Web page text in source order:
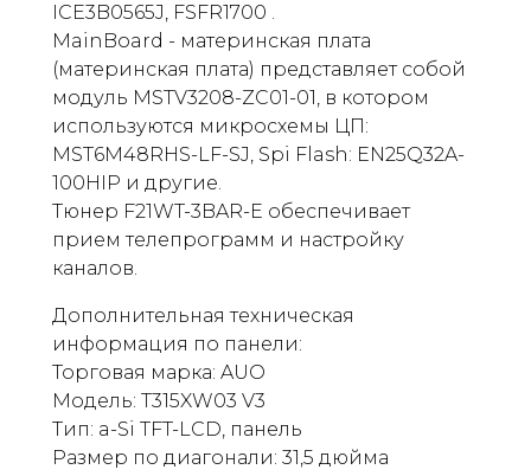
ICE3B0565J, FSFR1700 .
MainBoard - материнская плата
(материнская плата) представляет собой
модуль MSTV3208-ZC01-01, в котором
используются микросхемы ЦП:
MST6M48RHS-LF-SJ, Spi Flash: EN25Q32A-
100HIP и другие.
Тюнер F21WT-3BAR-E обеспечивает
прием телепрограмм и настройку
каналов.
Дополнительная техническая
информация по панели:
Торговая марка: AUO
Модель: T315XW03 V3
Тип: a-Si TFT-LCD, панель
Размер по диагонали: 31,5 дюйма